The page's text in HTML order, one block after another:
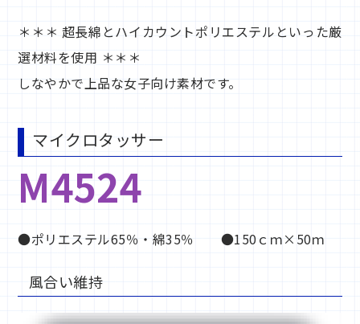
＊＊＊ 超長綿とハイカウントポリエステルといった厳
選材料を使用 ＊＊＊
しなやかで上品な女子向け素材です。
マイクロタッサー
M4524
●ポリエステル65％・綿35％ ●150ｃｍ×50ｍ
風合い維持